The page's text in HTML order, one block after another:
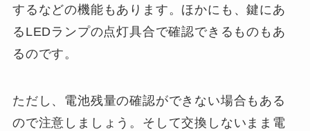
するなどの機能もあります。ほかにも、鍵にあ
るLEDランプの点灯具合で確認できるものもあ
るのです。
ただし、電池残量の確認ができない場合もある
ので注意しましょう。そして交換しないまま電